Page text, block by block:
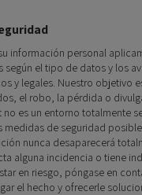
información personal
según el tipo de datos y los
y legales. Nuestro objetivo
el robo, la pérdida o
no es un entorno totalmente
medidas de seguridad
nunca desaparecerá
alguna incidencia o tiene
en riesgo, póngase en
el hecho y ofrecerle